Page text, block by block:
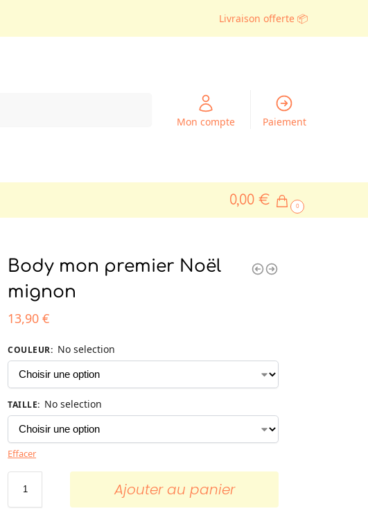
Livraison offerte 📦
Mon compte Paiement
0,00 € 0
Body mon premier Noël
mignon
13,90€
COULEUR: No selection
TAILLE: No selection
Effacer
Ajouter au panier